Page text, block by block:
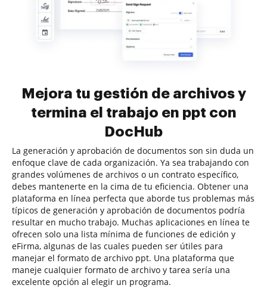
Mejora tu gestión de archivos y
termina el trabajo en ppt con
DocHub
La generación y aprobación de documentos son sin duda un
enfoque clave de cada organización. Ya sea trabajando con
grandes volúmenes de archivos o un contrato específico,
debes mantenerte en la cima de tu eficiencia. Obtener una
plataforma en línea perfecta que aborde tus problemas más
típicos de generación y aprobación de documentos podría
resultar en mucho trabajo. Muchas aplicaciones en línea te
ofrecen solo una lista mínima de funciones de edición y
eFirma, algunas de las cuales pueden ser útiles para
manejar el formato de archivo ppt. Una plataforma que
maneje cualquier formato de archivo y tarea sería una
excelente opción al elegir un programa.